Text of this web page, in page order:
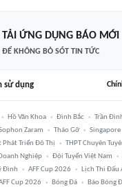
TẢI ỨNG DỤNG BÁO MỚI
ĐỂ KHÔNG BỎ SÓT TIN TỨC
sử dụng
Hồ Văn Khoa Đình Bắc Trần
Zaram Tháo Gỡ Singapore
Phát Triển Đô Thị THPT Chuyên
Nghiệp Đội Tuyển Việt Nam
Đình
AFF Cup 2026
Lịch Thi Đấu
Cup 2026
Bóng Đá Báo Bóng